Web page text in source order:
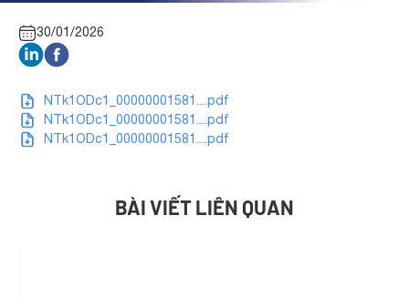
30/01/2026
NTk1ODc1_00000001581....pdf
NTk1ODc1_00000001581....pdf
NTk1ODc1_00000001581....pdf
BÀI VIẾT LIÊN QUAN